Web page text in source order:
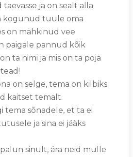
ja on sealt alla
kogunud tuule oma
on mähkinud vee
paigale pannud kõik
ta nimi ja mis on ta poja
on selge, tema on kilbiks
kaitset temalt.
tema sõnadele, et ta ei
ja sina ei jääks
sinult, ära neid mulle